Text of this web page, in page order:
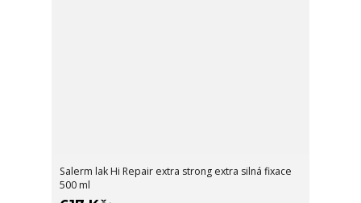
Salerm lak Hi Repair extra strong extra silná fixace
500 ml